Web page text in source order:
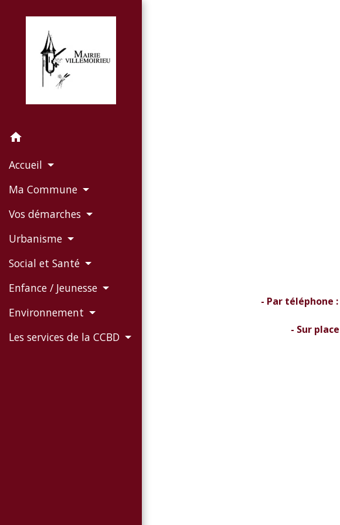
home
Accueil
Ma Commune
Vos démarches
Urbanisme
Social et Santé
Enfance / Jeunesse
Environnement
Les services de la CCBD
- Par téléphone :
- Sur place